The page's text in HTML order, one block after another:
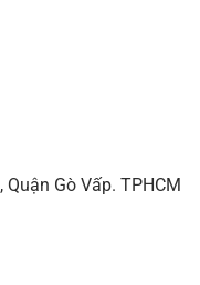
Gò Vấp. TPHCM